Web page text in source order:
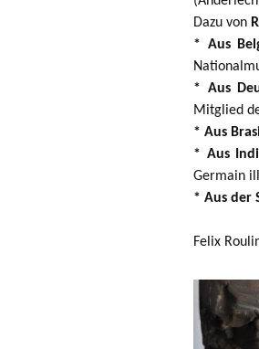
Dazu von
* Aus
* Aus
Mitglied
* Aus
* Aus
Germain
* Aus der
Felix